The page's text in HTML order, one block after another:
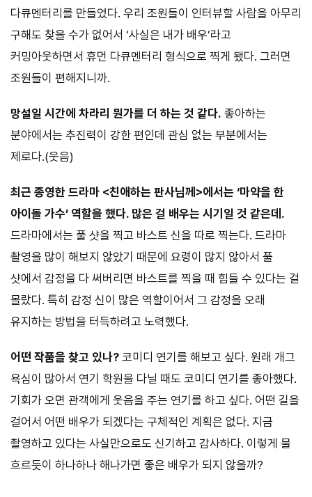
다큐멘터리를 만들었다. 우리 조원들이 인터뷰할 사람을 아무리
구해도 찾을 수가 없어서 ‘사실은 내가 배우’라고
커밍아웃하면서 휴먼 다큐멘터리 형식으로 찍게 됐다. 그러면
조원들이 편해지니까.
망설일 시간에 차라리 뭔가를 더 하는 것 같다. 좋아하는
분야에서는 추진력이 강한 편인데 관심 없는 부분에서는
제로다.(웃음)
최근 종영한 드라마 <친애하는 판사님께>에서는 ‘마약을 한
아이돌 가수’ 역할을 했다. 많은 걸 배우는 시기일 것 같은데.
드라마에서는 풀 샷을 찍고 바스트 신을 따로 찍는다. 드라마
촬영을 많이 해보지 않았기 때문에 요령이 많지 않아서 풀
샷에서 감정을 다 써버리면 바스트를 찍을 때 힘들 수 있다는 걸
몰랐다. 특히 감정 신이 많은 역할이어서 그 감정을 오래
유지하는 방법을 터득하려고 노력했다.
어떤 작품을 찾고 있나? 코미디 연기를 해보고 싶다. 원래 개그
욕심이 많아서 연기 학원을 다닐 때도 코미디 연기를 좋아했다.
기회가 오면 관객에게 웃음을 주는 연기를 하고 싶다. 어떤 길을
걸어서 어떤 배우가 되겠다는 구체적인 계획은 없다. 지금
촬영하고 있다는 사실만으로도 신기하고 감사하다. 이렇게 물
흐르듯이 하나하나 해나가면 좋은 배우가 되지 않을까?